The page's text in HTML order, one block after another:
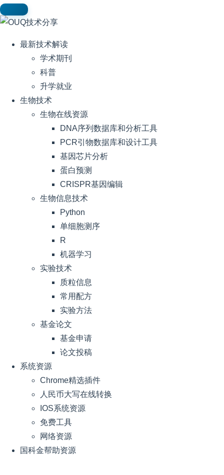
最新技术解读
学术期刊
科普
升学就业
生物技术
生物在线资源
DNA序列数据库和分析工具
PCR引物数据库和设计工具
基因芯片分析
蛋白预测
CRISPR基因编辑
生物信息技术
Python
单细胞测序
R
机器学习
实验技术
质粒信息
常用配方
实验方法
基金论文
基金申请
论文投稿
系统资源
Chrome精选插件
人民币大写在线转换
IOS系统资源
免费工具
网络资源
国科金帮助资源